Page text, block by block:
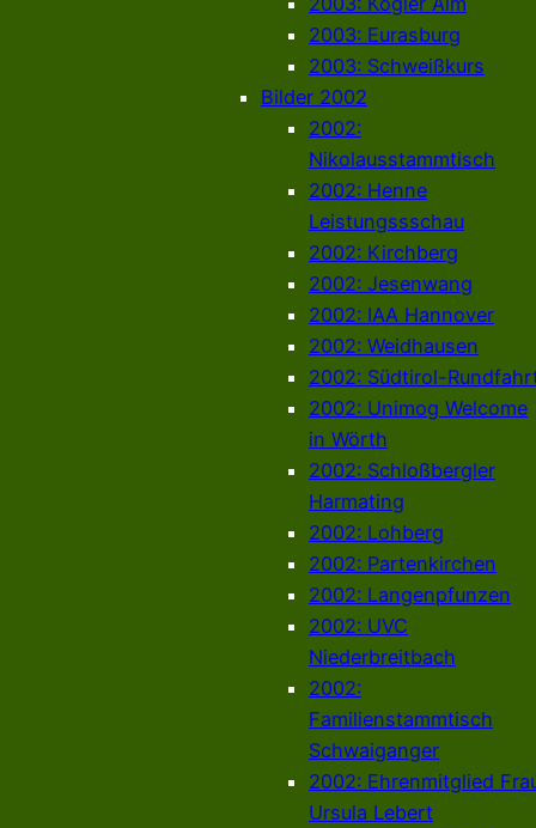
2003: Eurasburg
2003: Schweißkurs
Bilder 2002
2002:
Nikolausstammtisch
2002: Henne
Leistungssschau
2002: Kirchberg
2002: Jesenwang
2002: IAA Hannover
2002: Weidhausen
2002: Südtirol-
2002: Unimog Welcome
in Wörth
2002: Schloßbergler
Harmating
2002: Lohberg
2002: Partenkirchen
2002: Langenpfunzen
2002: UVC
Niederbreitbach
2002:
Familienstammtisch
Schwaiganger
2002: Ehrenmitglied
Ursula Lebert